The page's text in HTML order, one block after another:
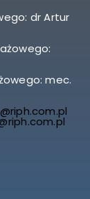
dr Artur
mec.